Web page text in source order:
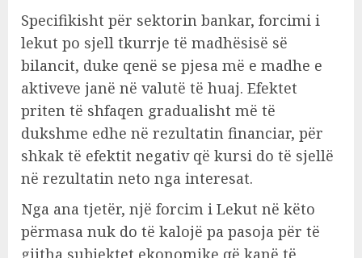
Specifikisht për sektorin bankar, forcimi i
lekut po sjell tkurrje të madhësisë së
bilancit, duke qenë se pjesa më e madhe e
aktiveve janë në valutë të huaj. Efektet
priten të shfaqen gradualisht më të
dukshme edhe në rezultatin financiar, për
shkak të efektit negativ që kursi do të sjellë
në rezultatin neto nga interesat.
Nga ana tjetër, një forcim i Lekut në këto
përmasa nuk do të kalojë pa pasoja për të
gjitha subjektet ekonomike që kanë të